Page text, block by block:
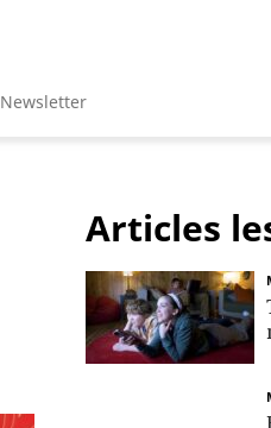
Newsletter
Articles